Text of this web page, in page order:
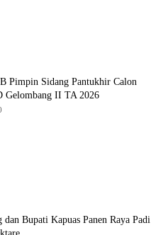
Pimpin Sidang Pantukhir Calon
Gelombang II TA 2026
Bupati Kapuas Panen Raya Padi